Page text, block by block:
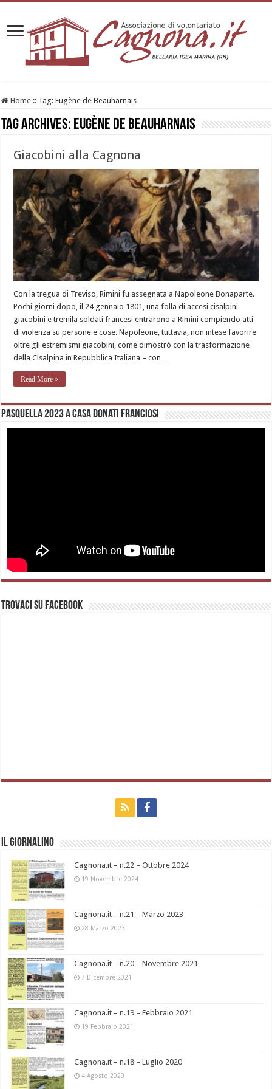
Home :: Tag:Eugène de Beauharnais
Tag Archives: Eugène de Beauharnais
Giacobini alla Cagnona
Con la tregua di Treviso, Rimini fu assegnata a Napoleone Bonaparte.
Pochi giorni dopo, il 24 gennaio 1801, una folla di accesi cisalpini
giacobini e tremila soldati francesi entrarono a Rimini compiendo atti
di violenza su persone e cose. Napoleone, tuttavia, non intese favorire
oltre gli estremismi giacobini, come dimostrò con la trasformazione
della Cisalpina in Repubblica Italiana – con …
Read More »
Pasquella 2023 a casa Donati Franciosi
Trovaci su Facebook
Il Giornalino
Cagnona.it – n.22 – Ottobre 2024
19 Novembre 2024
Cagnona.it – n.21 – Marzo 2023
28 Marzo 2023
Cagnona.it – n.20 – Novembre 2021
7 Dicembre 2021
Cagnona.it – n.19 – Febbraio 2021
19 Febbraio 2021
Cagnona.it – n.18 – Luglio 2020
4 Agosto 2020